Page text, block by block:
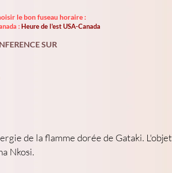
le bon fuseau horaire :
: Heure de l'est USA-Canada
SUR
de la flamme dorée de Gataki. L'objet
Nkosi.